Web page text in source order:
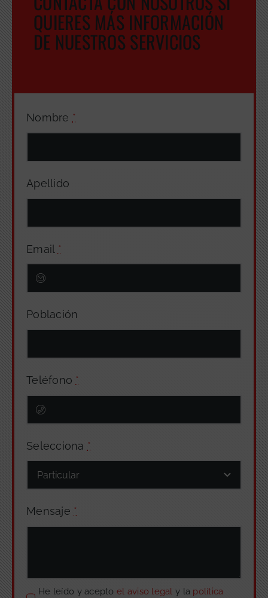
Nombre *
Apellido
Email *
Población
Teléfono *
Selecciona *
Mensaje *
He leído y acepto el aviso legaly la política
QUIERES MÁS INFORMACIÓN
DE NUESTROS SERVICIOS